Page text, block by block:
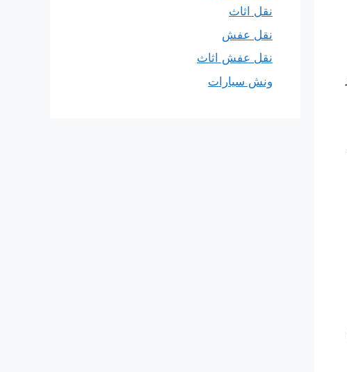
نقل اثاث
نقل عفش
نقل عفش اثاث
ونش سيارات